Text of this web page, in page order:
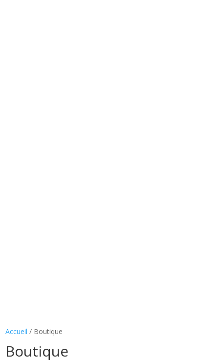
Accueil / Boutique
Boutique